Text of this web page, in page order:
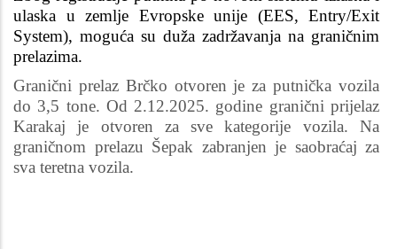
ulaska u zemlje Evropske unije (EES, Entry/Exit
System), moguća su duža zadržavanja na graničnim
prelazima.
Granični prelaz Brčko otvoren je za putnička vozila
do 3,5 tone. Od 2.12.2025. godine granični prijelaz
Karakaj je otvoren za sve kategorije vozila. Na
graničnom prelazu Šepak zabranjen je saobraćaj za
sva teretna vozila.